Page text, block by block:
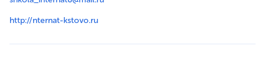
http://nternat-kstovo.ru